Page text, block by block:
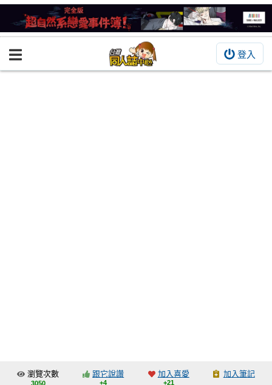
登入
BOOKY書集倉庫
交流中心
瀏覽次數
3050
跟它說讚
+4
加入喜愛
+21
加入筆記